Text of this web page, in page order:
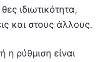
ιδιωτικότητα,
και στους άλλους.
η ρύθμιση είναι